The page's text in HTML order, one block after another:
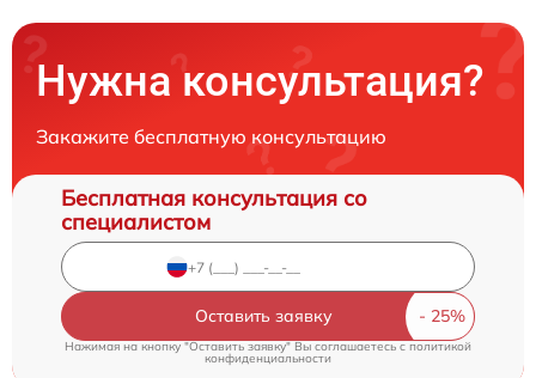
Нужна консультация?
Закажите бесплатную консультацию
Бесплатная консультация со
специалистом
Оставить заявку
Нажимая на кнопку "Оставить заявку" Вы соглашаетесь c политикой
конфиденциальности